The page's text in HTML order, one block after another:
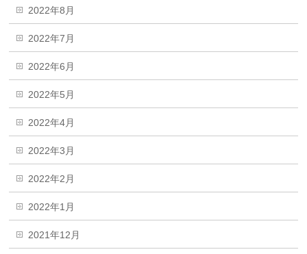
2022年8月
2022年7月
2022年6月
2022年5月
2022年4月
2022年3月
2022年2月
2022年1月
2021年12月